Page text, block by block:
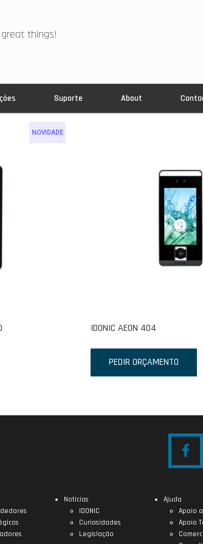
things!
Suporte About
NOVIDADE
IDONIC AEON 404
PEDIR ORÇAMENTO
Notícias
IDONIC
Curiosidades
Legislação
Ajuda
Apoio
Apoio